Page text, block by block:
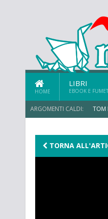
HOME
LIBRI
EBOOK E
ARGOMENTI CALDI: TOM
TORNA